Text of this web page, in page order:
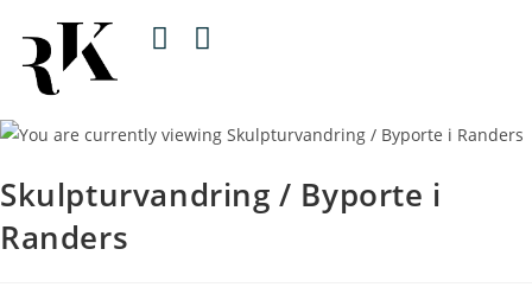
Skulpturvandring / Byporte i
Randers